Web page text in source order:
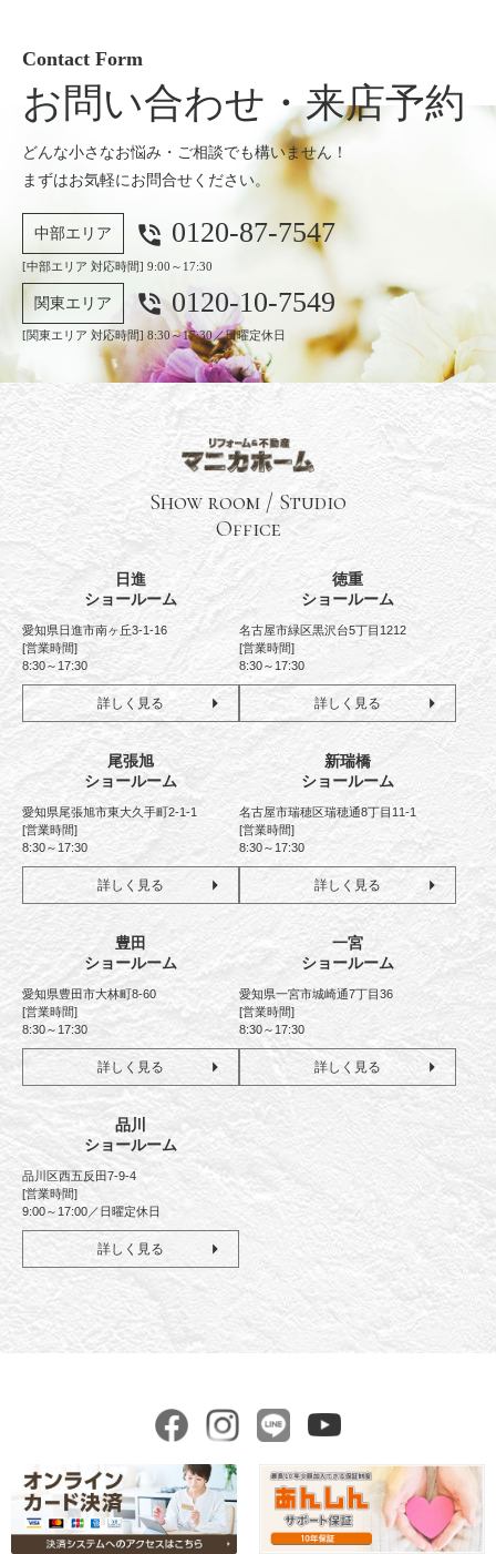
Contact Form
お問い合わせ・来店予約
どんな小さなお悩み・ご相談でも構いません！
まずはお気軽にお問合せください。
中部エリア phone_in_talk 0120-87-7547
[中部エリア 対応時間] 9:00～17:30
関東エリア phone_in_talk 0120-10-7549
[関東エリア 対応時間] 8:30～17:30／日曜定休日
Show room / Studio
Office
日進
ショールーム
愛知県日進市南ヶ丘3-1-16
[営業時間]
8:30～17:30
詳しく見る
徳重
ショールーム
名古屋市緑区黒沢台5丁目1212
[営業時間]
8:30～17:30
詳しく見る
尾張旭
ショールーム
愛知県尾張旭市東大久手町2-1-1
[営業時間]
8:30～17:30
詳しく見る
新瑞橋
ショールーム
名古屋市瑞穂区瑞穂通8丁目11-1
[営業時間]
8:30～17:30
詳しく見る
豊田
ショールーム
愛知県豊田市大林町8-60
[営業時間]
8:30～17:30
詳しく見る
一宮
ショールーム
愛知県一宮市城崎通7丁目36
[営業時間]
8:30～17:30
詳しく見る
品川
ショールーム
品川区西五反田7-9-4
[営業時間]
9:00～17:00／日曜定休日
詳しく見る